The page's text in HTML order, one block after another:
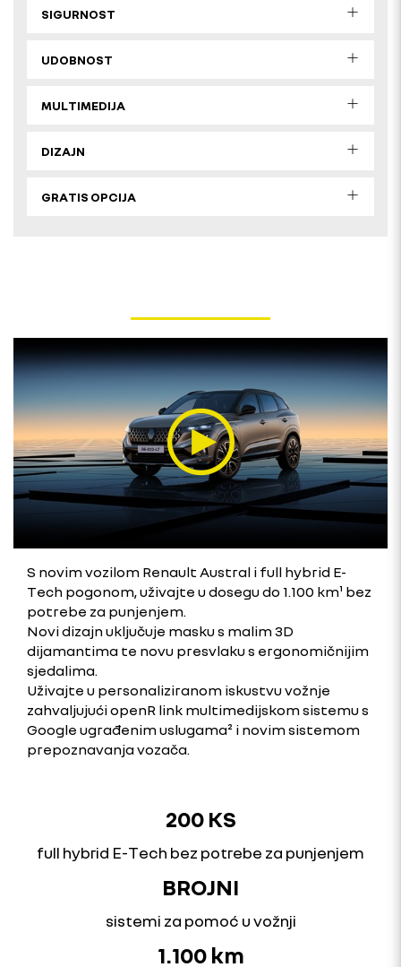
SIGURNOST
UDOBNOST
MULTIMEDIJA
DIZAJN
GRATIS OPCIJA
S novim vozilom Renault Austral i full hybrid E-
Tech pogonom, uživajte u dosegu do 1.100 km¹ bez
potrebe za punjenjem.
Novi dizajn uključuje masku s malim 3D
dijamantima te novu presvlaku s ergonomičnijim
sjedalima.
Uživajte u personaliziranom iskustvu vožnje
zahvaljujući openR link multimedijskom sistemu s
Google ugrađenim uslugama² i novim sistemom
prepoznavanja vozača.
200 KS
full hybrid E-Tech bez potrebe za punjenjem
BROJNI
sistemi za pomoć u vožnji
1.100 km